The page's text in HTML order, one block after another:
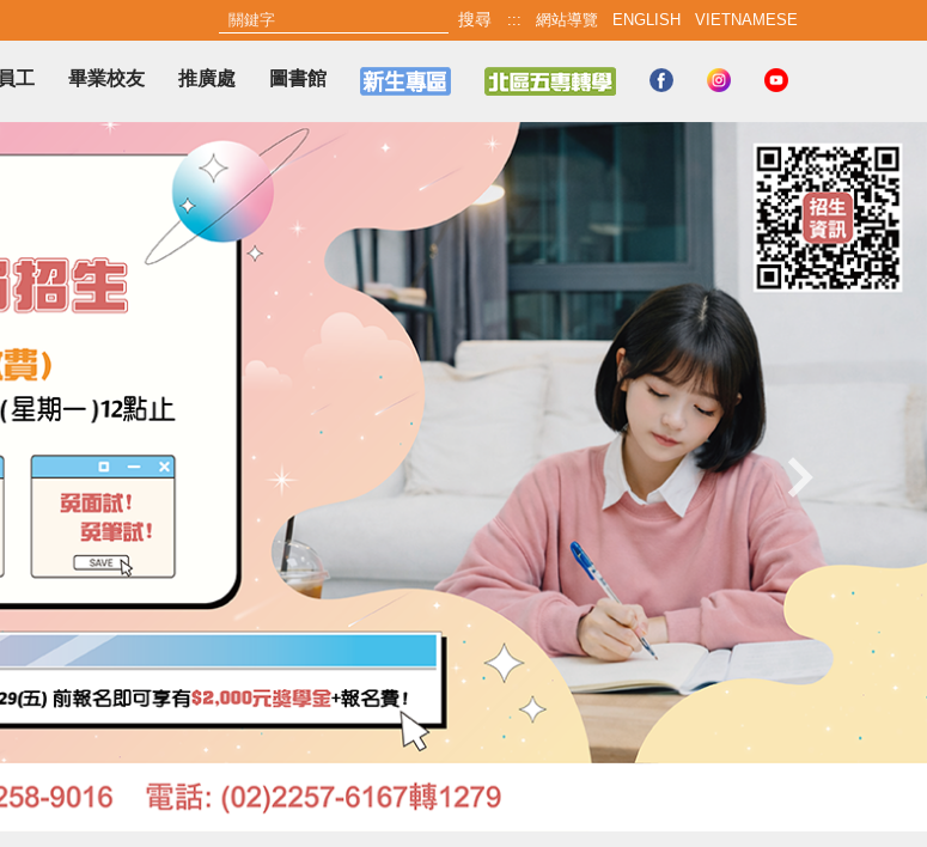
::: 網站導覽 ENGLISH VIETNAMESE
工 畢業校友 推廣處 圖書館